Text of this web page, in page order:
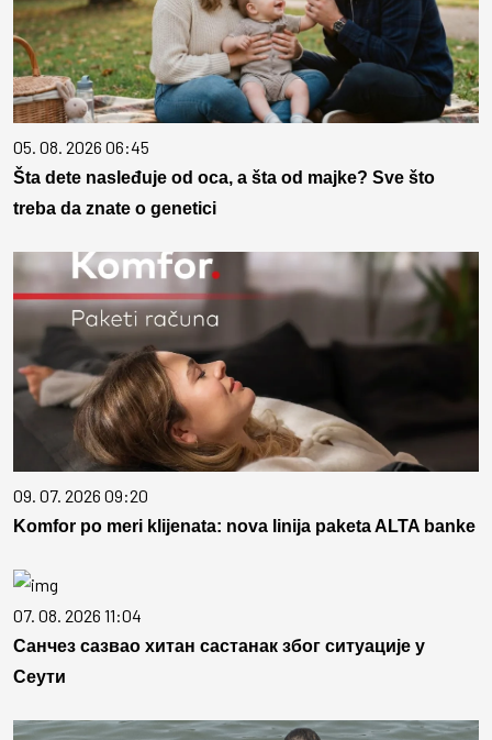
05. 08. 2026 06:45
Šta dete nasleđuje od oca, a šta od majke? Sve što
treba da znate o genetici
09. 07. 2026 09:20
Komfor po meri klijenata: nova linija paketa ALTA banke
07. 08. 2026 11:04
Санчез сазвао хитан састанак због ситуације у
Сеути